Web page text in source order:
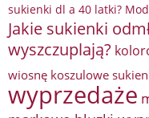
sukienki dl a 40 latki?
Jakie sukienki
wyszczuplają?
wiosnę koszulowe
wyprzedaże